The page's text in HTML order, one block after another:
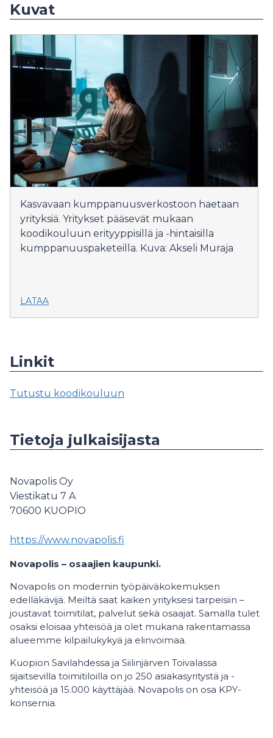
Kuvat
Kasvavaan kumppanuusverkostoon haetaan
yrityksiä. Yritykset pääsevät mukaan
koodikouluun erityyppisillä ja -hintaisilla
kumppanuuspaketeilla. Kuva: Akseli Muraja
LATAA
Linkit
Tutustu koodikouluun
Tietoja julkaisijasta
Novapolis Oy
Viestikatu 7 A
70600 KUOPIO
https://www.novapolis.fi
Novapolis – osaajien kaupunki.
Novapolis on modernin työpäiväkokemuksen
edelläkävijä. Meiltä saat kaiken yrityksesi tarpeisiin –
joustavat toimitilat, palvelut sekä osaajat. Samalla tulet
osaksi eloisaa yhteisöä ja olet mukana rakentamassa
alueemme kilpailukykyä ja elinvoimaa.
Kuopion Savilahdessa ja Siilinjärven Toivalassa
sijaitsevilla toimitiloilla on jo 250 asiakasyritystä ja -
yhteisöä ja 15.000 käyttäjää. Novapolis on osa KPY-
konsernia.